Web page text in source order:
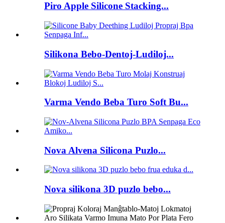
Piro Apple Silicone Stacking...
Silikona Bebo-Dentoj-Ludiloj...
Varma Vendo Beba Turo Soft Bu...
Nova Alvena Silicona Puzlo...
Nova silikona 3D puzlo bebo...